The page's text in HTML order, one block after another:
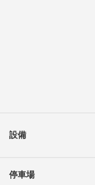
設備
停車場